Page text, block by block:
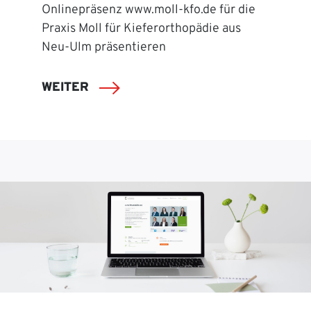
Onlinepräsenz www.moll-kfo.de für die
Praxis Moll für Kieferorthopädie aus
Neu-Ulm präsentieren
WEITER